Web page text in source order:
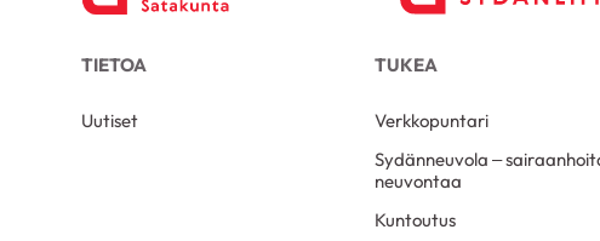
TIETOA
Uutiset
TUKEA
Verkkopuntari
Sydänneuvola –
neuvontaa
Kuntoutus